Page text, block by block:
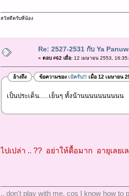
สวัสดีครับพี่น้อง
Re: 2527-2531 กับ Ya
« ตอบ #62 เมื่อ:12 เมษายน 2553,
อ้างถึง ข้อความของ เป๋ครับ!! เมื่อ 12 เมษายน
เป็นประเด็น.....เย็นๆ ทั้งน้านนนนนนนนนน
ไปเปล่า .. ?? อย่าให้ตื้อมาก อายุเลยเ
.. don't play with me, cos I know how to